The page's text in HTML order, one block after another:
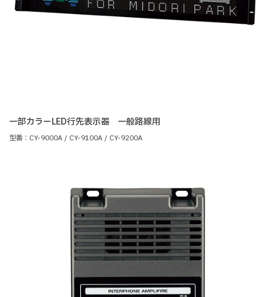
一部カラーLED行先表示器 一般路線用
型番：CY-9000A / CY-9100A / CY-9200A